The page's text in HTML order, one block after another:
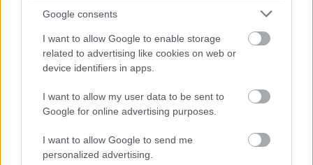
Google consents
I want to allow Google to enable storage
related to advertising like cookies on web or
device identifiers in apps.
I want to allow my user data to be sent to
Google for online advertising purposes.
I want to allow Google to send me
personalized advertising.
Sok volt az igazolatlan hiányzás, Pócs János fizetéslevonást
kapott, más fideszesek még kevesebbet vittek haza
A Szolnok megyei gazdák nagyon nem akarták a JÉGER
további üzemeltetését
Csendélet 5.0: alig balesetveszélyes lépcső és remek
állapotban levő buszmegálló mutatja, hogy Szolnok mennyire
Pénteken újra csökken a benzin és a gázolaj ára is